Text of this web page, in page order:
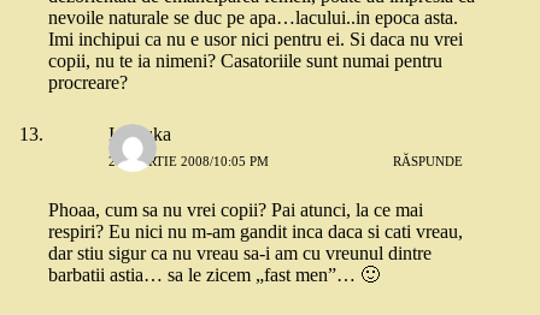
nevoile naturale se duc pe apa…lacului..in epoca asta.
Imi inchipui ca nu e usor nici pentru ei. Si daca nu vrei
copii, nu te ia nimeni? Casatoriile sunt numai pentru
procreare?
Ionouka
29 MARTIE 2008/10:05 PM RĂSPUNDE
Phoaa, cum sa nu vrei copii? Pai atunci, la ce mai
respiri? Eu nici nu m-am gandit inca daca si cati vreau,
dar stiu sigur ca nu vreau sa-i am cu vreunul dintre
barbatii astia… sa le zicem „fast men”… 🙂